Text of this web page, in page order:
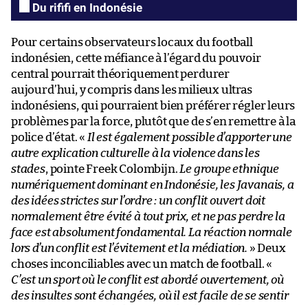
Du rififi en Indonésie
Pour certains observateurs locaux du football
indonésien, cette méfiance à l’égard du pouvoir
central pourrait théoriquement perdurer
aujourd’hui, y compris dans les milieux ultras
indonésiens, qui pourraient bien préférer régler leurs
problèmes par la force, plutôt que de s’en remettre à la
police d’état. « Il est également possible d’apporter une
autre explication culturelle à la violence dans les
stades, pointe Freek Colombijn.Le groupe ethnique
numériquement dominant en Indonésie, les Javanais, a
des idées strictes sur l’ordre : un conflit ouvert doit
normalement être évité à tout prix, et ne pas perdre la
face est absolument fondamental. La réaction normale
lors d’un conflit est l’évitement et la médiation. » Deux
choses inconciliables avec un match de football. «
C’est un sport où le conflit est abordé ouvertement, où
des insultes sont échangées, où il est facile de se sentir